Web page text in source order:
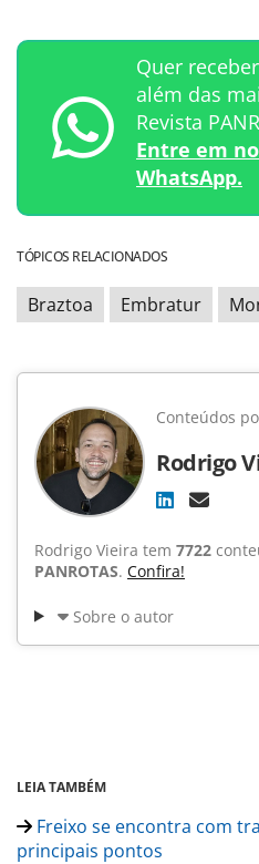
Quer
além das
Revista
Entre em
WhatsApp.
TÓPICOS RELACIONADOS
Braztoa Embratur
Conteúdos
Rodrigo
Rodrigo Vieira tem 7722
PANROTAS. Confira!
Sobre o autor
LEIA TAMBÉM
Freixo se encontra com
principais pontos